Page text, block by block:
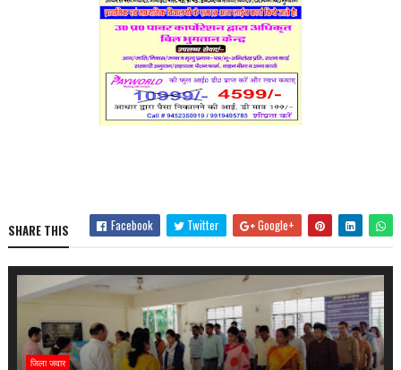
SHARE THIS Facebook Twitter Google+
जिला जवार